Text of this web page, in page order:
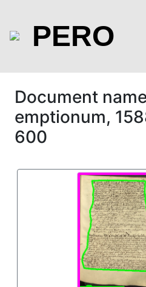
PERO
Document
emptionum,
600